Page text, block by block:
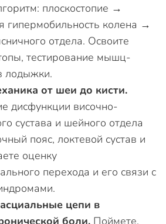
плоскостопие →
гипермобильность колена →
отдела. Освоите
тестирование мышц-
лодыжки.
от шеи до кисти.
дисфункции височно-
сустава и шейного отдела
пояс, локтевой сустав и
оценку
перехода и его связи с
цепи в
боли. Поймете,